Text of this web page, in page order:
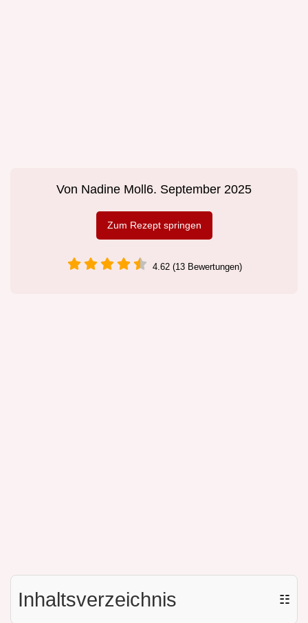
Von Nadine Moll 6. September 2025
Zum Rezept springen
4.62 (13 Bewertungen)
Inhaltsverzeichnis ☷